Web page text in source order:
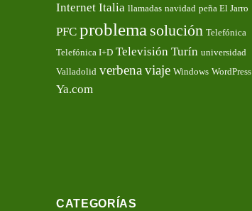
Internet Italia llamadas navidad peña El Jarro
PFC problema solución Telefónica
Telefónica I+D Televisión Turín universidad
Valladolid verbena viaje Windows WordPress
Ya.com
CATEGORÍAS